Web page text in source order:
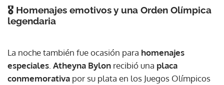
🎖️ Homenajes emotivos y una Orden Olímpica
legendaria
La noche también fue ocasión para homenajes
especiales Atheyna Bylon recibió una placa
conmemorativa por su plata en los Juegos Olímpicos